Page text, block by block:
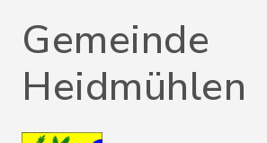
Gemeinde
Heidmühlen